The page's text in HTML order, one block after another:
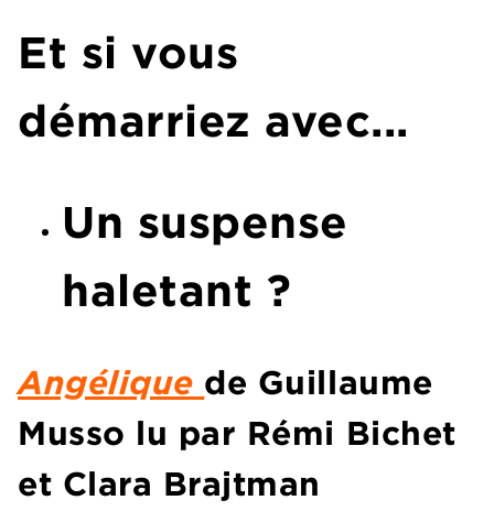
Et si vous
démarriez avec...
Un suspense
haletant ?
Angélique de Guillaume
Musso lu par Rémi Bichet
et Clara Brajtman